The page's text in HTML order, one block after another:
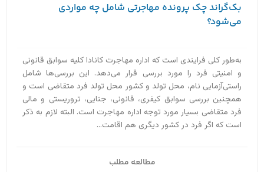
بک‌گراند چک پرونده مهاجرتی شامل چه مواردی
می‌شود؟
به‌طور کلی فرایندی است که اداره مهاجرت کانادا کلیه سوابق قانونی
و امنیتی فرد را مورد بررسی قرار می‌دهد. این بررسی‌ها شامل
راستی‌آزمایی نام، محل تولد و کشور محل تولد فرد متقاضی است و
همچنین بررسی سوابق کیفری، قانونی، جنایی، تروریستی و مالی
فرد متقاضی بسیار مورد توجه اداره مهاجرت است. البته لازم به ذکر
است که اگر فرد در کشور دیگری هم اقامت...
مطالعه مطلب